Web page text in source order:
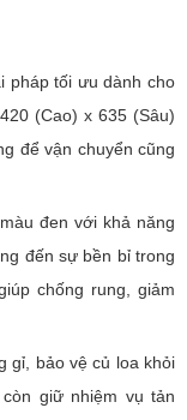
pháp tối ưu dành cho
(Cao) x 635 (Sâu)
để vận chuyển cũng
đen với khả năng
đến sự bền bỉ trong
chống rung, giảm
gỉ, bảo vệ củ loa khỏi
giữ nhiệm vụ tản